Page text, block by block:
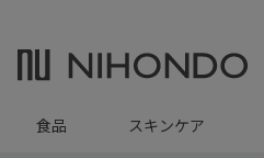
食品 スキンケア